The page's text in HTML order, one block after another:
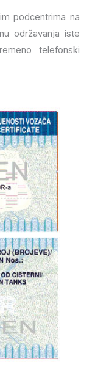
podcentrima na
održavanja iste
telefonski